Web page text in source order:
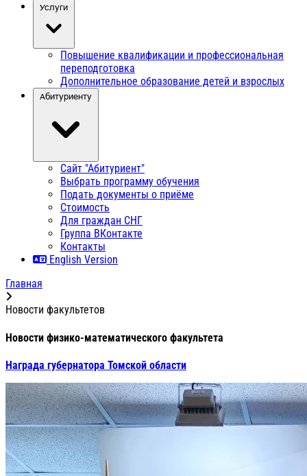
Услуги
Повышение квалификации и профессиональная
переподготовка
Дополнительное образование детей и взрослых
Абитуриенту
Сайт "Абитуриент"
Выбрать программу обучения
Подать документы о приёме
Стоимость
Для граждан СНГ
Группа ВКонтакте
Контакты
English Version
Главная
Новости факультетов
Новости физико-математического факультета
Награда губернатора Томской области